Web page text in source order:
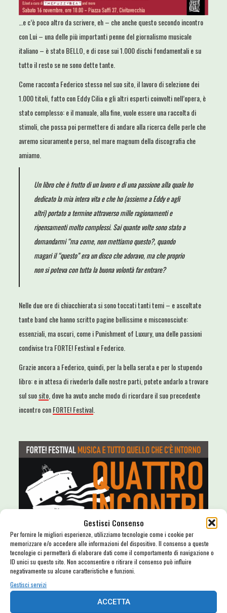
Gestisci Consenso
Per fornire le migliori esperienze, utilizziamo tecnologie come i cookie per
memorizzare e/o accedere alle informazioni del dispositivo. Il consenso a queste
tecnologie ci permetterà di elaborare dati come il comportamento di navigazione o
ID unici su questo sito. Non acconsentire o ritirare il consenso può influire
negativamente su alcune caratteristiche e funzioni.
Gestisci servizi
ACCETTA
…e c’è poco altro da scrivere, eh – che anche questo secondo incontro
con Lui – una delle più importanti penne del giornalismo musicale
italiano – è stato BELLO, e di cose sui 1.000 dischi fondamentali e su
tutto il resto se ne sono dette tante.
Come racconta Federico stesso nel suo sito, il lavoro di selezione dei
1.000 titoli, fatto con Eddy Cilia e gli altri esperti coinvolti nell’opera, è
stato complesso: e il manuale, alla fine, vuole essere una raccolta di
stimoli, che possa poi permettere di andare alla ricerca delle perle che
avremo sicuramente perso, nel mare magnum della discografia che
amiamo.
Un libro che è frutto di un lavoro e di una passione alla quale ho
dedicato la mia intera vita e che ho (assieme a Eddy e agli
altri) portato a termine attraverso mille ragionamenti e
ripensamenti molto complessi. Sai quante volte sono stato a
domandarmi “ma come, non mettiamo questo?, quando
magari il “questo” era un disco che adoravo, ma che proprio
non si poteva con tutta la buona volontà far entrare?
Nelle due ore di chiacchierata si sono toccati tanti temi – e ascoltate
tante band che hanno scritto pagine bellissime e misconosciute:
essenziali, ma oscuri, come i Punishment of Luxury, una delle passioni
condivise tra FORTE! Festival e Federico.
Grazie ancora a Federico, quindi, per la bella serata e per lo stupendo
libro: e in attesa di rivederlo dalle nostre parti, potete andarlo a trovare
sul suosito , dove ha avuto anche modo di ricordare il suo precedente
incontro conFORTE! Festival